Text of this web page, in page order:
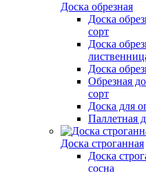
Доска обрезная
Доска
сорт
Доска
Доска
Обрезная
сорт
Доска для
Паллетная
Доска строганная
Доска
сосна